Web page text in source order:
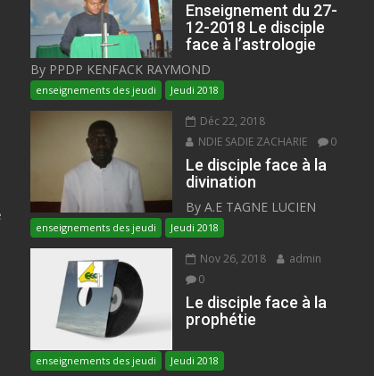
Enseignement du 27-
12-2018 Le disciple
face à l’astrologie
By PPDP KENFACK RAYMOND
enseignements des jeudi Jeudi 2018
Déc 22, 2018
NDIE SADIE ZACHARIE
0
Le disciple face à la
divination
By A.E TAGNE LUCIEN
enseignements des jeudi Jeudi 2018
Nov 26, 2018
admin
0
Le disciple face à la
prophétie
enseignements des jeudi Jeudi 2018